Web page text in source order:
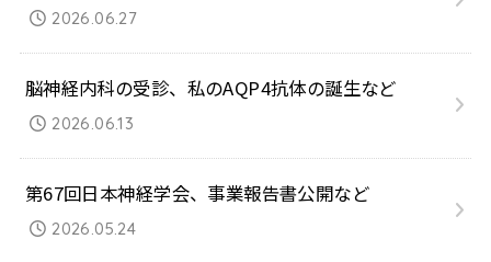
2026.06.27
脳神経内科の受診、私のAQP4抗体の誕生など
2026.06.13
第67回日本神経学会、事業報告書公開など
2026.05.24